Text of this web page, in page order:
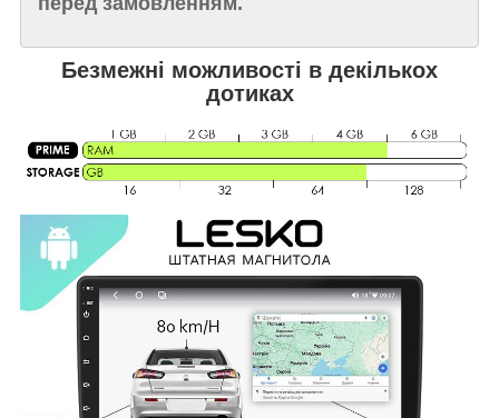
Безмежні можливості в декількох
дотиках